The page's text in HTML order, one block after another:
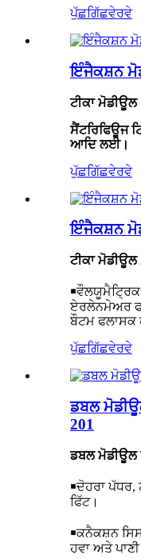
ਪੁੱਛਗਿੱਛਵੇਰਵੇ
ਇੰਜੈਕਸ਼ਨ
ਟੀਕਾ ਮੋਡੀਊਲ
ਸੈਂਟਰਿਫਿਊਜ
ਆਦਿ ਲਈ।
ਪੁੱਛਗਿੱਛਵੇਰਵੇ
ਇੰਜੈਕਸ਼ਨ
ਟੀਕਾ ਮੋਡੀਊਲ
￭ਵੌਲਯੂਮੈਟ੍ਰਿਕ
ਏਰਲੇਨਮੇਅਰ
ਬੌਟਮ
ਪੁੱਛਗਿੱਛਵੇਰਵੇ
ਡਬਲ
201
ਡਬਲ ਮੋਡੀਊਲ
￭ਦੋਹਰਾ ਪੱਧਰ,
ਫਿੱਟ।
￭ਕਨੈਕਸ਼ਨ
ਹਵਾ ਅਤੇ